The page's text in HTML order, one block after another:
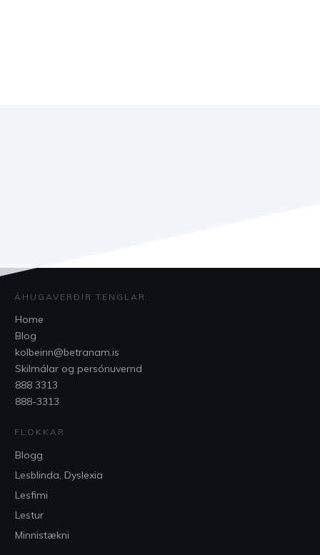
ÁHUGAVERÐIR TENGLAR
Home
Blog
kolbeinn@betranam.is
Skilmálar og persónuvernd
888 3313
888-3313
FLOKKAR
Blogg
Lesblinda, Dyslexia
Lesfimi
Lestur
Minnistækni